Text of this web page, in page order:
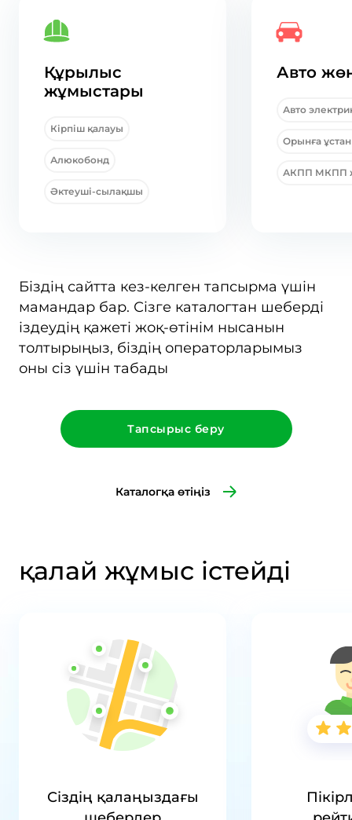
Құрылыс
жұмыстары
Кірпіш қалауы
Алюкобонд
Әктеуші-сылақшы
Авто
Авто
Орынға
АКПП МКПП
Біздің сайтта кез-келген тапсырма үшін
мамандар бар. Сізге каталогтан шеберді
іздеудің қажеті жоқ-өтінім нысанын
толтырыңыз, біздің операторларымыз
оны сіз үшін табады
Тапсырыс беру
Каталогқа өтіңіз
қалай жұмыс істейді
Сіздің қалаңыздағы